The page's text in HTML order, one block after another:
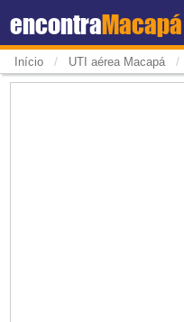
encontraMacapá
Início / UTI aérea Macapá /